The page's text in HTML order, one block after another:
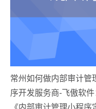
常州如何做内部审计管
序开发服务商-飞傲软件
《内部审计管理小程序